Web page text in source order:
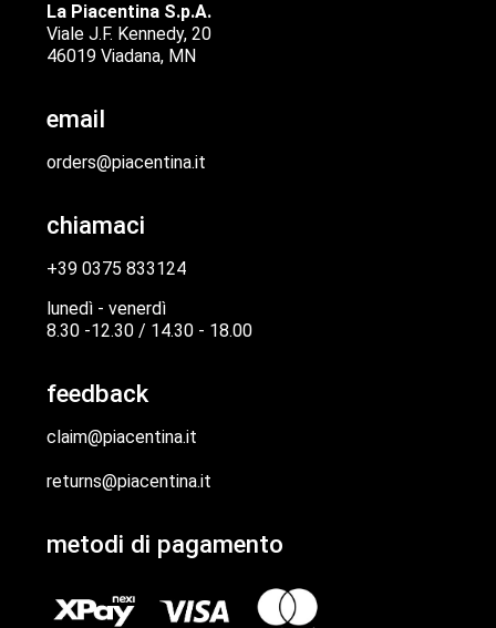
La Piacentina S.p.A.
Viale J.F. Kennedy, 20
46019 Viadana, MN
email
orders@piacentina.it
chiamaci
+39 0375 833124
lunedì - venerdì
8.30 -12.30 / 14.30 - 18.00
feedback
claim@piacentina.it
returns@piacentina.it
metodi di pagamento